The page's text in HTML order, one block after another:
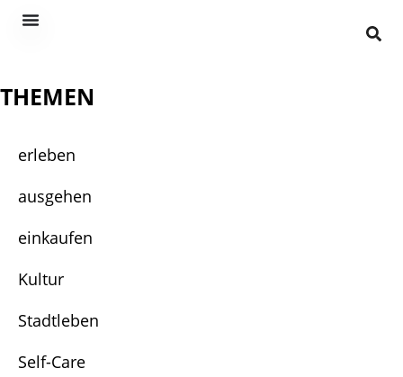
THEMEN
erleben
ausgehen
einkaufen
Kultur
Stadtleben
Self-Care